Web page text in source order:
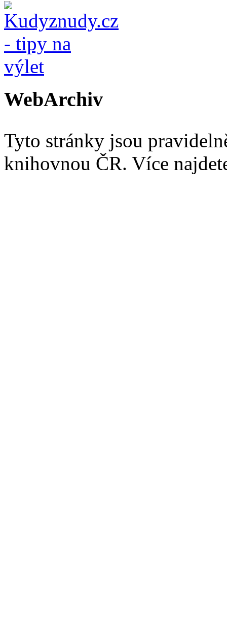
WebArchiv
Tyto stránky jsou
knihovnou ČR. Více